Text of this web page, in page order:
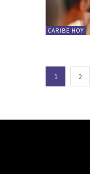
CARIBE HOY
1 2